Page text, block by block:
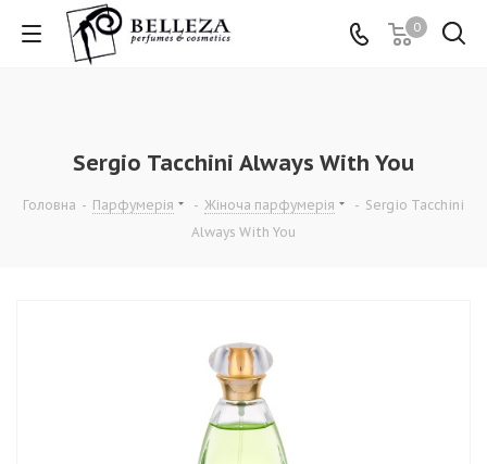
0
Sergio Tacchini Always With You
Головна - Парфумерія - Жіноча парфумерія - Sergio Tacchini
Always With You